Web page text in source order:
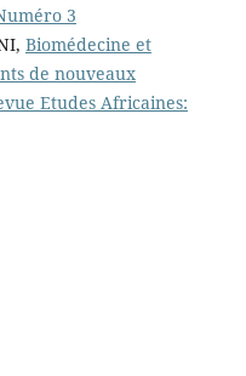
3
Biomédecine et
de nouveaux
Etudes Africaines: